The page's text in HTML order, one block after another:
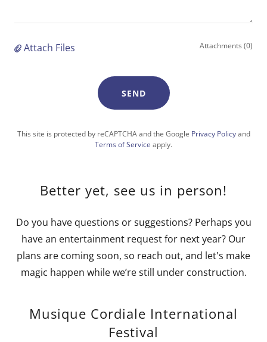
Attach Files Attachments (0)
SEND
This site is protected by reCAPTCHA and the Google Privacy Policyand
Terms of Service apply.
Better yet, see us in person!
Do you have questions or suggestions? Perhaps you
have an entertainment request for next year? Our
plans are coming soon, so reach out, and let's make
magic happen while we’re still under construction.
Musique Cordiale International
Festival